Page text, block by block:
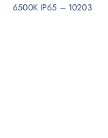
6500K IP65 – 10203